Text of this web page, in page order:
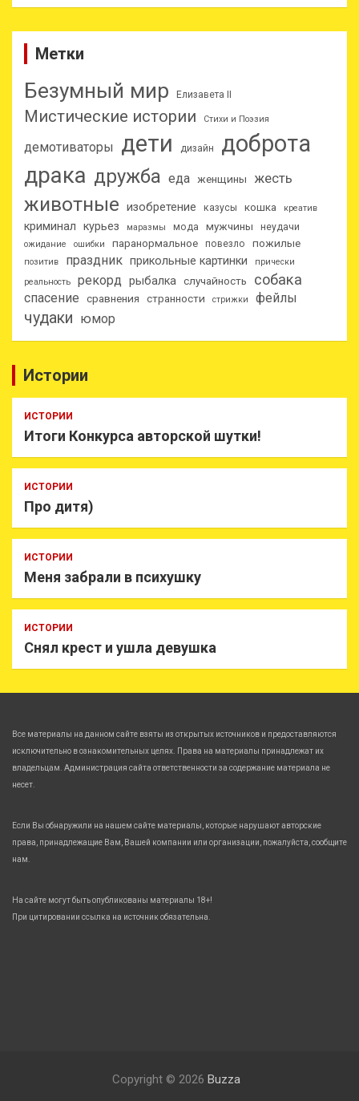
Метки
Безумный мир Елизавета II
Мистические истории Стихи и Поэзия
демотиваторы дети дизайн доброта
драка дружба еда женщины жесть
животные изобретение казусы кошка креатив
криминал курьез маразмы мода мужчины неудачи
ожидание ошибки паранормальное повезло пожилые
позитив праздник прикольные картинки
прически
реальность
рекорд рыбалка случайность собака
спасение сравнения странности стрижки фейлы
чудаки юмор
Истории
ИСТОРИИ
Итоги Конкурса авторской шутки!
ИСТОРИИ
Про дитя)
ИСТОРИИ
Меня забрали в психушку
ИСТОРИИ
Снял крест и ушла девушка
Все материалы на данном сайте взяты из открытых источников и предоставляются
исключительно в ознакомительных целях. Права на материалы принадлежат их
владельцам. Администрация сайта ответственности за содержание материала не
несет.
Если Вы обнаружили на нашем сайте материалы, которые нарушают авторские
права, принадлежащие Вам, Вашей компании или организации, пожалуйста, сообщите
нам.
На сайте могут быть опубликованы материалы 18+!
При цитировании ссылка на источник обязательна.
Copyright © 2026 Buzza